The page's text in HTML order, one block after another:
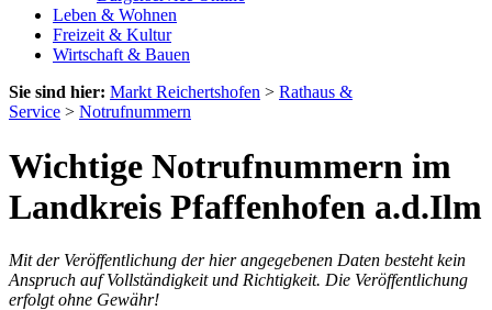
Leben & Wohnen
Freizeit & Kultur
Wirtschaft & Bauen
Sie sind hier: Markt Reichertshofen > Rathaus &
Service > Notrufnummern
Wichtige Notrufnummern im
Landkreis Pfaffenhofen a.d.Ilm
Mit der Veröffentlichung der hier angegebenen Daten besteht kein
Anspruch auf Vollständigkeit und Richtigkeit. Die Veröffentlichung
erfolgt ohne Gewähr!